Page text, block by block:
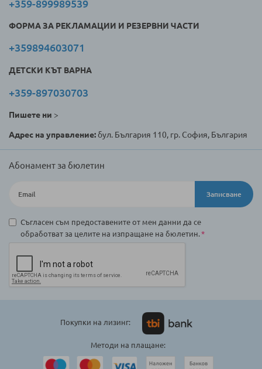
+359-899989539
ФОРМА ЗА РЕКЛАМАЦИИ И РЕЗЕРВНИ ЧАСТИ
+359894603071
ДЕТСКИ КЪТ ВАРНА
+359-897030703
Пишете ни >
Адрес на управление:бул. България 110, гр. София, България
Абонамент за бюлетин
Записване
Съгласен съм предоставените от мен данни да се
обработват за целите на изпращане на бюлетин.
Покупки на лизинг:
Методи на плащане: